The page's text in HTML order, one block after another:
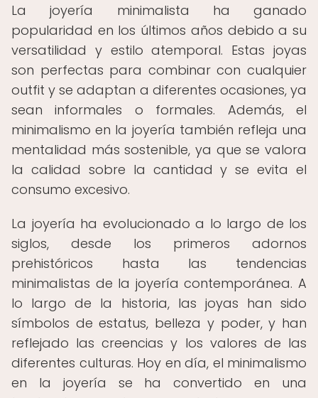
La joyería minimalista ha ganado
popularidad en los últimos años debido a su
versatilidad y estilo atemporal. Estas joyas
son perfectas para combinar con cualquier
outfit y se adaptan a diferentes ocasiones, ya
sean informales o formales. Además, el
minimalismo en la joyería también refleja una
mentalidad más sostenible, ya que se valora
la calidad sobre la cantidad y se evita el
consumo excesivo.
La joyería ha evolucionado a lo largo de los
siglos, desde los primeros adornos
prehistóricos hasta las tendencias
minimalistas de la joyería contemporánea. A
lo largo de la historia, las joyas han sido
símbolos de estatus, belleza y poder, y han
reflejado las creencias y los valores de las
diferentes culturas. Hoy en día, el minimalismo
en la joyería se ha convertido en una